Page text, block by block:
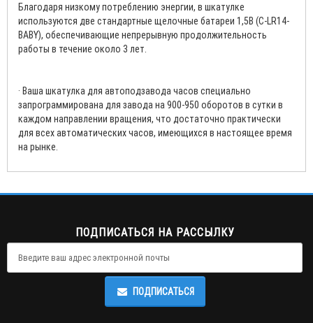
Благодаря низкому потреблению энергии, в шкатулке
используются две стандартные щелочные батареи 1,5В (C-LR14-
BABY), обеспечивающие непрерывную продолжительность
работы в течение около 3 лет.
· Ваша шкатулка для автоподзавода часов специально
запрограммирована для завода на 900-950 оборотов в сутки в
каждом направлении вращения, что достаточно практически
для всех автоматических часов, имеющихся в настоящее время
на рынке.
ПОДПИСАТЬСЯ НА РАССЫЛКУ
ПОДПИСАТЬСЯ